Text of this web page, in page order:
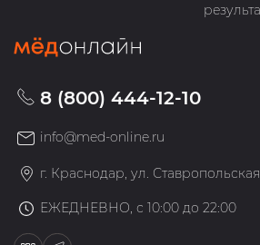
8 (800) 444-12-10
info@med-online.ru
г. Краснодар, ул.
ЕЖЕДНЕВНО, с 10:00 до 22:00